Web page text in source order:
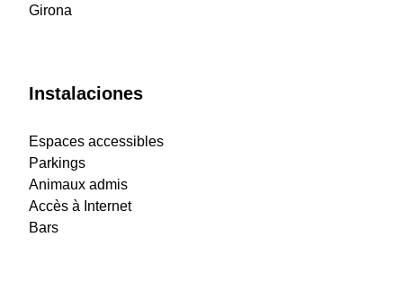
Girona
Instalaciones
Espaces accessibles
Parkings
Animaux admis
Accès à Internet
Bars